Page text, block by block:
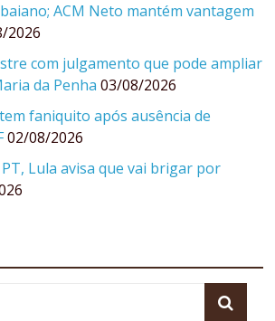
ACM Neto mantém vantagem
2026
com julgamento que pode ampliar
da Penha 03/08/2026
faniquito após ausência de
02/08/2026
Lula avisa que vai brigar por